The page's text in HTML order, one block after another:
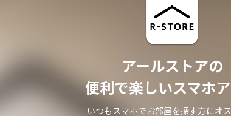
アールストアの
便利で楽しいスマホ
いつもスマホでお部屋を探す方にオ